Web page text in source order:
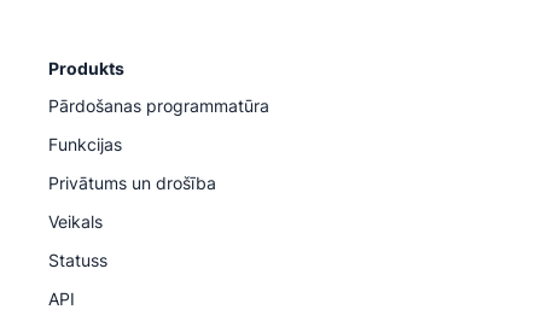
Produkts
Pārdošanas programmatūra
Funkcijas
Privātums un drošība
Veikals
Statuss
API